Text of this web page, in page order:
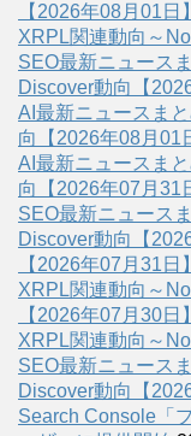
【2026年08月01
XRPL関連動向～
SEO最新ニュース
Discover動向【
AI最新ニュースま
向【2026年08月01
AI最新ニュースま
向【2026年07月31
SEO最新ニュース
Discover動向【
【2026年07月31
XRPL関連動向～
【2026年07月30
XRPL関連動向～
SEO最新ニュース
Discover動向【
Search Console「